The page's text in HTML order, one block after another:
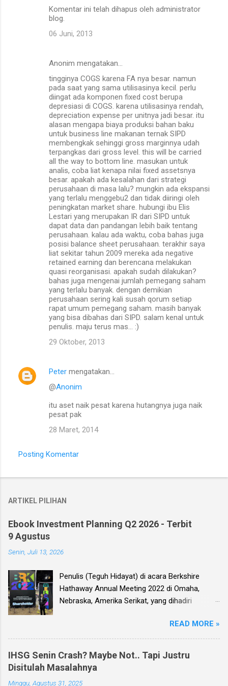
Komentar ini telah dihapus oleh administrator
blog.
06 Juni, 2013
Anonim mengatakan…
tingginya COGS karena FA nya besar. namun
pada saat yang sama utilisasinya kecil. perlu
diingat ada komponen fixed cost berupa
depresiasi di COGS. karena utilisasinya rendah,
depreciation expense per unitnya jadi besar. itu
alasan mengapa biaya produksi bahan baku
untuk business line makanan ternak SIPD
membengkak sehinggi gross marginnya udah
terpangkas dari gross level. this will be carried
all the way to bottom line. masukan untuk
analis, coba liat kenapa nilai fixed assetsnya
besar. apakah ada kesalahan dari strategi
perusahaan di masa lalu? mungkin ada ekspansi
yang terlalu menggebu2 dan tidak diiringi oleh
peningkatan market share. hubungi ibu Elis
Lestari yang merupakan IR dari SIPD untuk
dapat data dan pandangan lebih baik tentang
perusahaan. kalau ada waktu, coba bahas juga
posisi balance sheet perusahaan. terakhir saya
liat sekitar tahun 2009 mereka ada negative
retained earning dan berencana melakukan
quasi reorganisasi. apakah sudah dilakukan?
bahas juga mengenai jumlah pemegang saham
yang terlalu banyak. dengan demikian
perusahaan sering kali susah qorum setiap
rapat umum pemegang saham. masih banyak
yang bisa dibahas dari SIPD. salam kenal untuk
penulis. maju terus mas... :)
29 Oktober, 2013
Peter mengatakan…
@Anonim
itu aset naik pesat karena hutangnya juga naik
pesat pak
28 Maret, 2014
Posting Komentar
ARTIKEL PILIHAN
Ebook Investment Planning Q2 2026 - Terbit
9 Agustus
Senin, Juli 13, 2026
Penulis (Teguh Hidayat) di acara Berkshire
Hathaway Annual Meeting 2022 di Omaha,
Nebraska, Amerika Serikat, yang dihadiri
Buffett dan mitranya Alm. Charlie Munger. Dear
investor, seperti biasa setiap kuartal alias tiga
bulan sekali, penulis membuat Ebook
Investment Planning (EIP, dengan format PDF)
yang berisi kumpulan analisis fundamental
READ MORE »
IHSG Senin Crash? Maybe Not.. Tapi Justru
Disitulah Masalahnya
Minggu, Agustus 31, 2025